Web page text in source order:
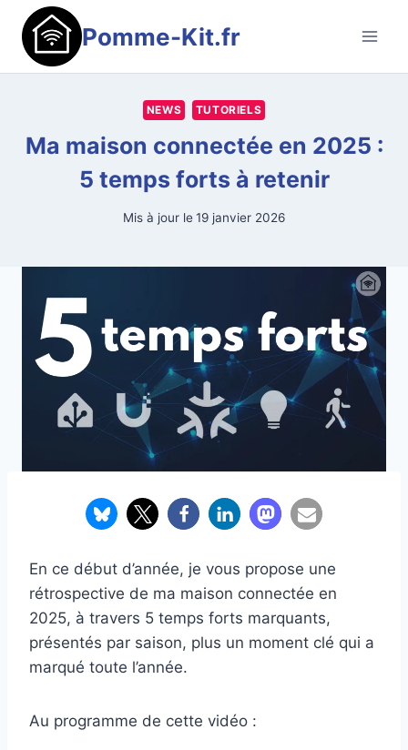
Aller
contenu
Pomme-Kit.fr
NEWS TUTORIELS
Ma maison connectée en 2025 :
5 temps forts à retenir
Mis à jour le19 janvier 2026
En ce début d’année, je vous propose une
rétrospective de ma maison connectée en
2025, à travers 5 temps forts marquants,
présentés par saison, plus un moment clé qui a
marqué toute l’année.
Au programme de cette vidéo :